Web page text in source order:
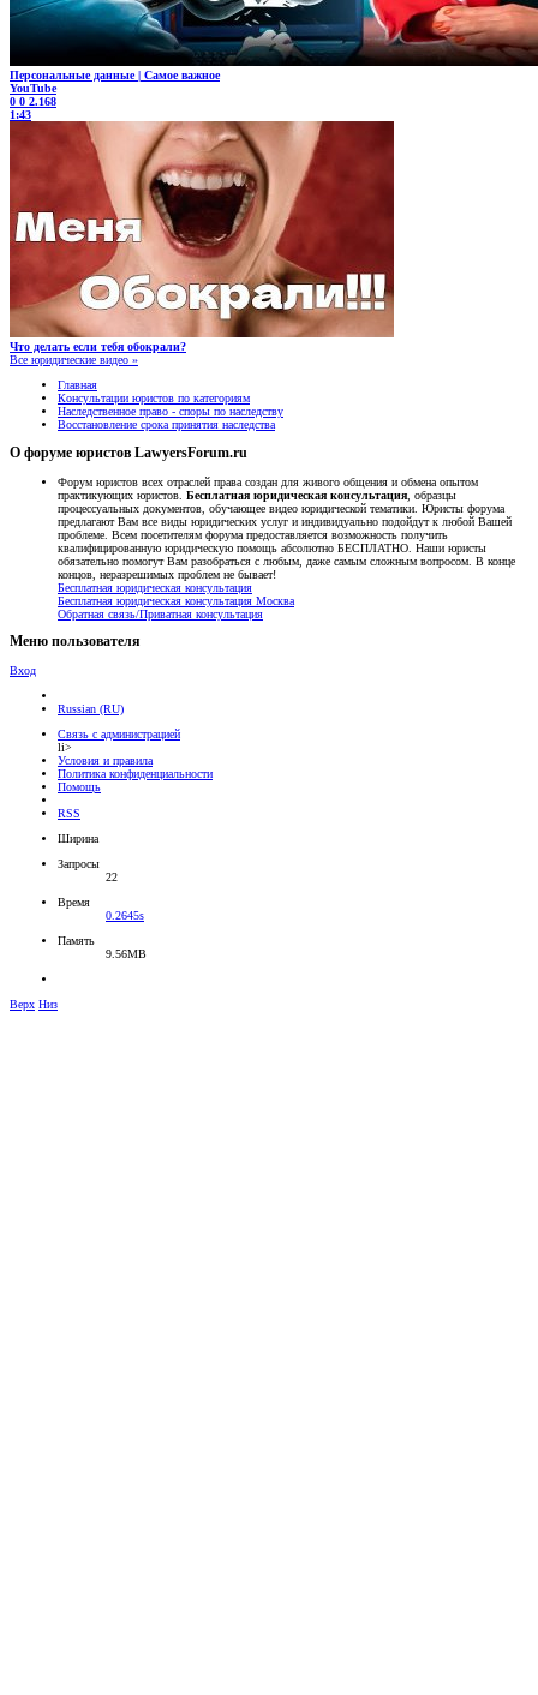
Персональные данные | Самое важное
YouTube
0 0 2.168
1:43
Что делать если тебя обокрали?
Все юридические видео »
Главная
Консультации юристов по категориям
Наследственное право - споры по наследству
Восстановление срока принятия наследства
О форуме юристов LawyersForum.ru
Форум юристов всех отраслей права создан для живого общения и обмена опытом
практикующих юристов. Бесплатная юридическая консультация , образцы
процессуальных документов, обучающее видео юридической тематики. Юристы форума
предлагают Вам все виды юридических услуг и индивидуально подойдут к любой Вашей
проблеме. Всем посетителям форума предоставляется возможность получить
квалифицированную юридическую помощь абсолютно БЕСПЛАТНО. Наши юристы
обязательно помогут Вам разобраться с любым, даже самым сложным вопросом. В конце
концов, неразрешимых проблем не бывает!
Бесплатная юридическая консультация
Бесплатная юридическая консультация Москва
Обратная связь/Приватная консультация
Меню пользователя
Вход
Russian (RU)
Связь с администрацией
li>
Условия и правила
Политика конфиденциальности
Помощь
RSS
Ширина
Запросы
22
Время
0.2645s
Память
9.56MB
Верх Низ